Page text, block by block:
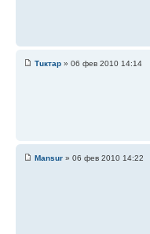
Тuктар » 06 фев 2010 14:14
Mansur » 06 фев 2010 14:22